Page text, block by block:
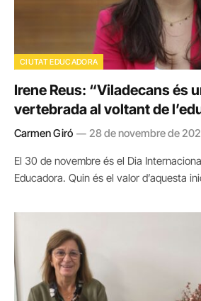
CIUTAT EDUCADORA
Irene Reus: “Viladecans és
vertebrada al voltant de
Carmen Giró 28 de novembre de
El 30 de novembre és el Dia
Educadora. Quin és el valor d’aquesta